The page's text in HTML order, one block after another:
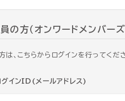
の方（オンワードメンバーズ
、こちらからログインを行ってくだ
グインID(メールアドレス)